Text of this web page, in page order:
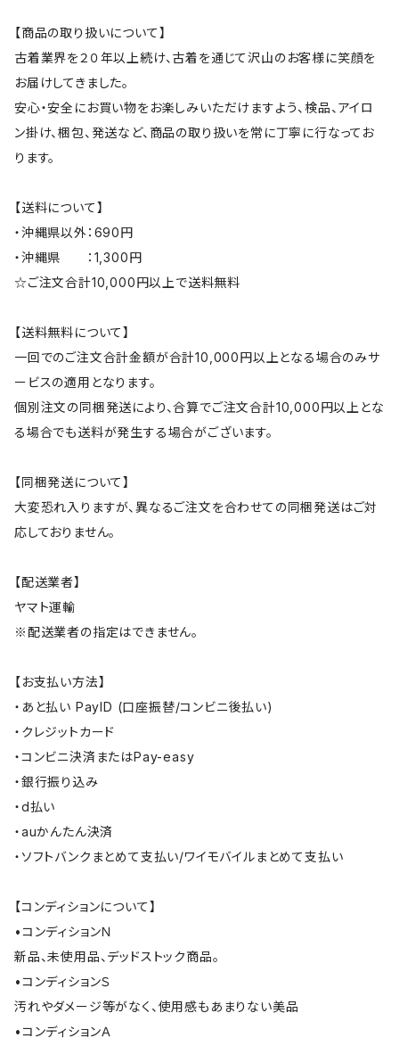
【商品の取り扱いについて】
古着業界を２０年以上続け、古着を通じて沢山のお客様に笑顔を
お届けしてきました。
安心・安全にお買い物をお楽しみいただけますよう、検品、アイロ
ン掛け、梱包、発送など、商品の取り扱いを常に丁寧に行なってお
ります。
【送料について】
・沖縄県以外：690円
・沖縄県 ：1,300円
☆ご注文合計10,000円以上で送料無料
【送料無料について】
一回でのご注文合計金額が合計10,000円以上となる場合のみサ
ービスの適用となります。
個別注文の同梱発送により、合算でご注文合計10,000円以上とな
る場合でも送料が発生する場合がございます。
【同梱発送について】
大変恐れ入りますが、異なるご注文を合わせての同梱発送はご対
応しておりません。
【配送業者】
ヤマト運輸
※配送業者の指定はできません。
【お支払い方法】
・あと払い PayID (口座振替/コンビニ後払い)
・クレジットカード
・コンビニ決済またはPay-easy
・銀行振り込み
・d払い
・auかんたん決済
・ソフトバンクまとめて支払い/ワイモバイルまとめて支払い
【コンディションについて】
•コンディションＮ
新品、未使用品、デッドストック商品。
•コンディションＳ
汚れやダメージ等がなく、使用感もあまりない美品
•コンディションＡ